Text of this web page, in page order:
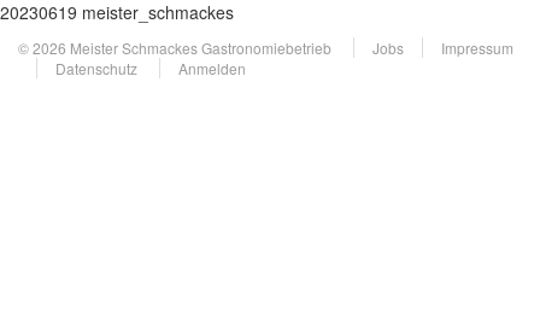
20230619 meister_schmackes
© 2026 Meister Schmackes Gastronomiebetrieb Jobs
Impressum
Datenschutz
Anmelden